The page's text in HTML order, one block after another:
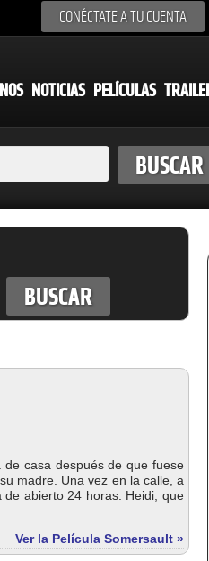
CONÉCTATE A TU CUENTA
NOTICIAS PELÍCULAS
casa después de que fuese
madre. Una vez en la calle, a
abierto 24 horas. Heidi, que
Ver la Película Somersault »